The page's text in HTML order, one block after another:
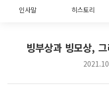
인사말 히스토리
빙부상과 빙모상,